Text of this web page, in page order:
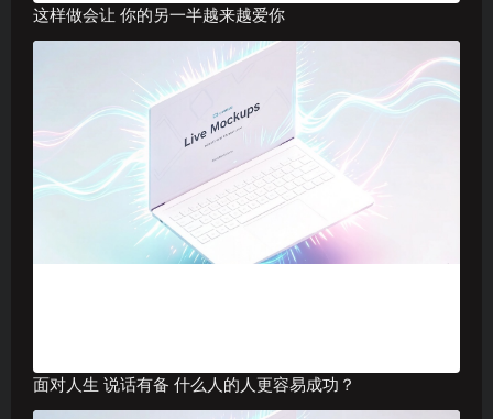
这样做会让 你的另一半越来越爱你
面对人生 说话有备 什么人的人更容易成功？